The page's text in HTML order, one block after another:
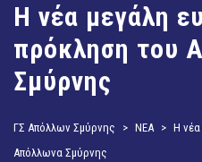
Η νέα μεγάλη
πρόκληση του
Σμύρνης
ΓΣ Απόλλων Σμύρνης > ΝΕΑ > Η
Απόλλωνα Σμύρνης